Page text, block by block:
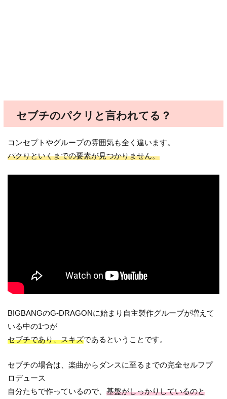
セブチのパクリと言われてる？
コンセプトやグループの雰囲気も全く違います。
パクりといくまでの要素が見つかりません。
BIGBANGのG-DRAGONに始まり自主製作グループが増えて
いる中の1つが
セブチであり、スキズであるということです。
セブチの場合は、楽曲からダンスに至るまでの完全セルフプ
ロデュース
自分たちで作っているので、基盤がしっかりしているのと